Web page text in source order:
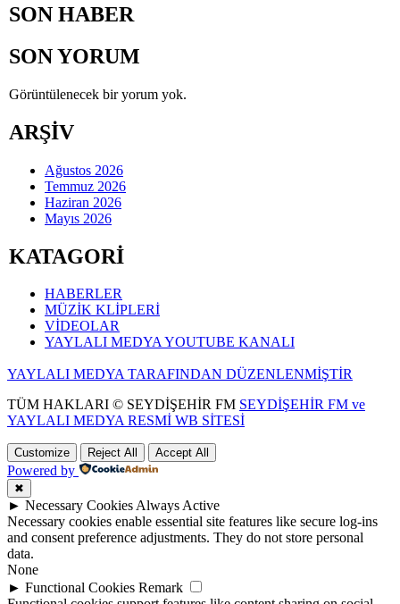
SON HABER
SON YORUM
Görüntülenecek bir yorum yok.
ARŞİV
Ağustos 2026
Temmuz 2026
Haziran 2026
Mayıs 2026
KATAGORİ
HABERLER
MÜZİK KLİPLERİ
VİDEOLAR
YAYLALI MEDYA YOUTUBE KANALI
YAYLALI MEDYA TARAFINDAN DÜZENLENMİŞTİR
TÜM HAKLARI © SEYDİŞEHİR FM SEYDİŞEHİR FM ve
YAYLALI MEDYA RESMİ WB SİTESİ
Customize Reject All Accept All
Powered by
✖
► Necessary CookiesAlways Active
Necessary cookies enable essential site features like secure log-ins
and consent preference adjustments. They do not store personal
data.
None
► Functional Cookies Remark